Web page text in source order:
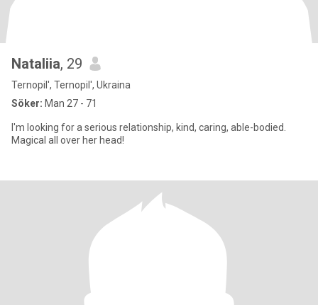
Nataliia, 29
Ternopil', Ternopil', Ukraina
Söker: Man 27 - 71
I'm looking for a serious relationship, kind, caring, able-bodied.
Magical all over her head!